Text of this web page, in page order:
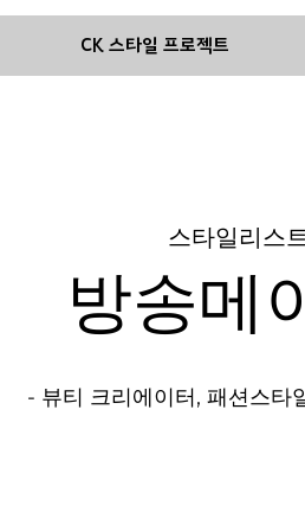
CK 스타일 프로젝트
스타일리스
방송메
- 뷰티 크리에이터, 패션스타